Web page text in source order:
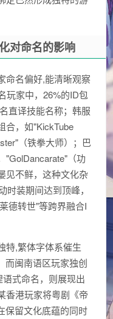
对命名的影响
命名偏好,能清晰观察
玩家中，26%的ID包
直译技能名称；韩服
合，如"KickTube
（铁拳大师）；巴
"GolDancarate"（功
见不鲜，这种文化杂
装期间达到顶峰，
德转世"等跨界融合I
特,繁体字体系催生
而闽南语区玩家独创
式命名，则展现出
香港玩家将粤剧《帝
保留文化底蕴的同时